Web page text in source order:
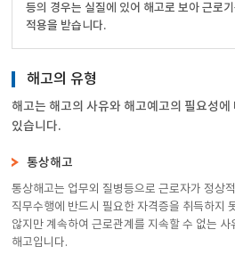
등의 경우는 실질에 있어 해고로 보아 근로
적용을 받습니다.
해고의 유형
해고는 해고의 사유와 해고예고의 필요성
있습니다.
통상해고
통상해고는 업무외 질병등으로 근로자가 정상
직무수행에 반드시 필요한 자격증을 취득하지
않지만 계속하여 근로관계를 지속할 수 없는 사
해고입니다.